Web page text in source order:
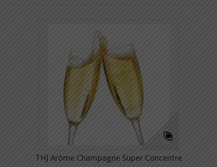
THJ Arôme Champagne Super Concentre